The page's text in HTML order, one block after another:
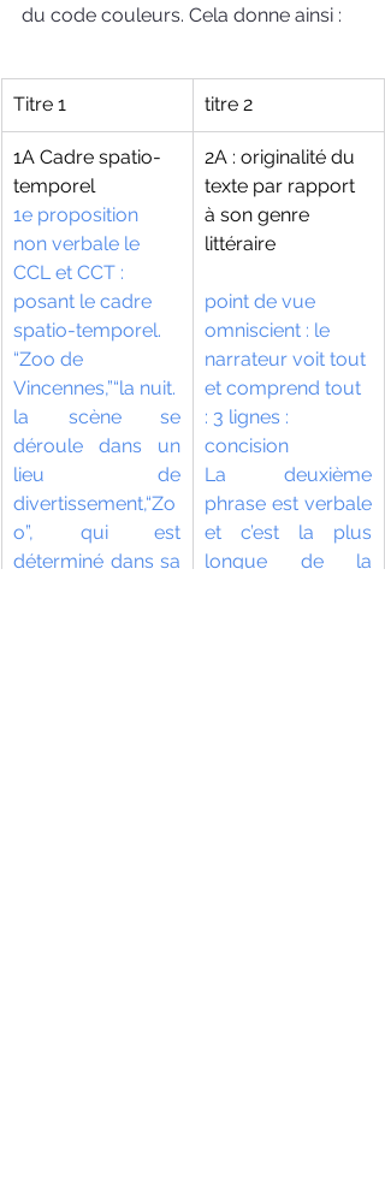
du code couleurs. Cela donne ainsi :
Titre 1 titre 2
1A Cadre spatio-
temporel
1e proposition
non verbale le
CCL et CCT :
posant le cadre
spatio-temporel.
“Zoo de
Vincennes,”“la nuit.
la scène se
déroule dans un
lieu de
divertissement,“Zo
o”, qui est
déterminé dans sa
2A : originalité du
texte par rapport
à son genre
littéraire
point de vue
omniscient : le
narrateur voit tout
et comprend tout
: 3 lignes :
concision
La deuxième
phrase est verbale
et c’est la plus
longue de la